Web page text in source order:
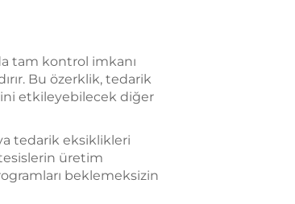
tam kontrol imkanı
Bu özerklik, tedarik
etkileyebilecek diğer
tedarik eksiklikleri
tesislerin üretim
beklemeksizin